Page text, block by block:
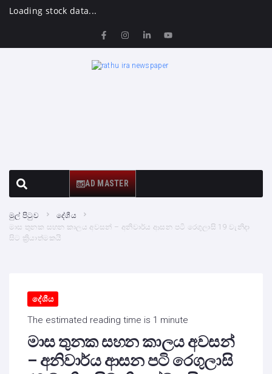
Loading stock data...
AD MASTER
මුල් පිටුව
දේශීය
මාස තුනක සහන කාලය අවසන් – අනිවාර්ය ආසන පටි රෙගුලාසි 19 වැනිදා
සිට ක්‍රියාත්මකයි
දේශීය
The estimated reading time is 1 minute
මාස තුනක සහන කාලය අවසන්
– අනිවාර්ය ආසන පටි රෙගුලාසි